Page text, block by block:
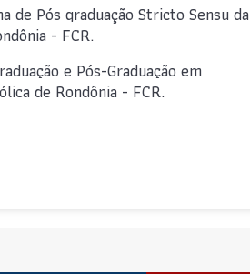
de Pós graduação Stricto Sensu da
- FCR.
e Pós-Graduação em
de Rondônia - FCR.